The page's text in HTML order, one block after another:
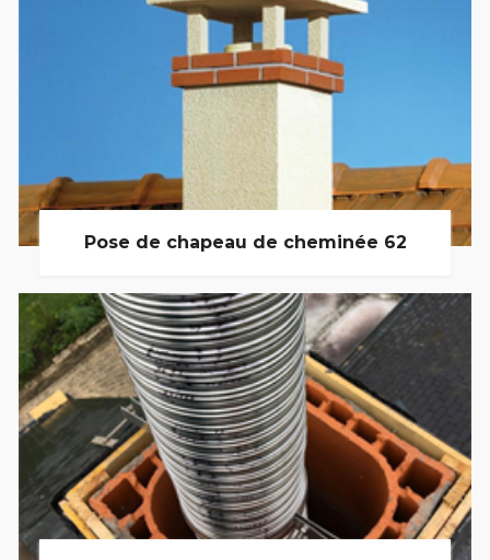
Pose de chapeau de cheminée 62